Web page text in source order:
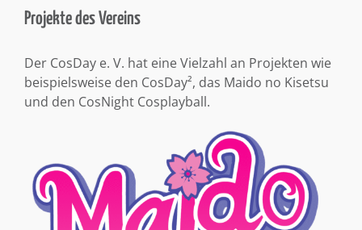
Projekte des Vereins
Der CosDay e. V. hat eine Vielzahl an Projekten wie
beispielsweise den CosDay², das Maido no Kisetsu
und den CosNight Cosplayball.
Aktuelle Beiträge